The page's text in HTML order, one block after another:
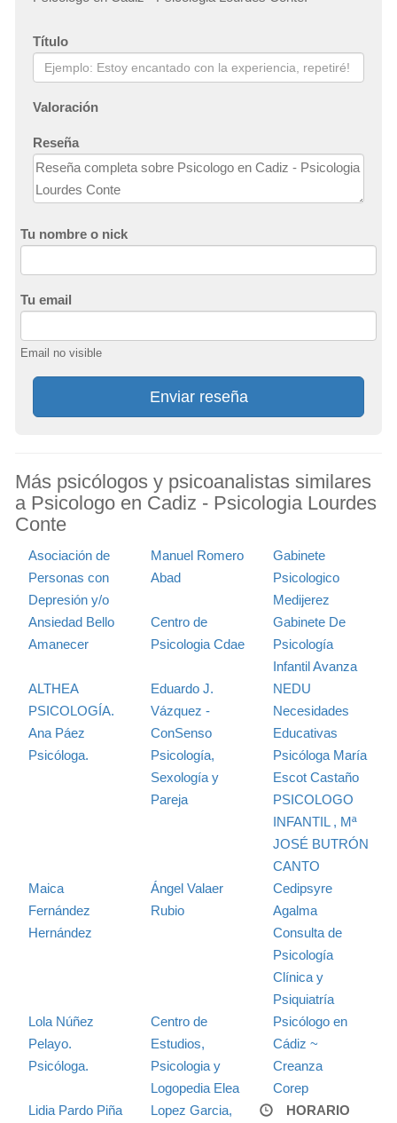
Título
Valoración
Reseña
Tu nombre o nick
Tu email
Email no visible
Enviar reseña
Más psicólogos y psicoanalistas similares
a Psicologo en Cadiz - Psicologia Lourdes
Conte
Asociación de
Personas con
Depresión y/o
Ansiedad Bello
Amanecer
Manuel Romero
Abad
Gabinete
Psicologico
Medijerez
Centro de
Psicologia Cdae
Gabinete De
Psicología
Infantil Avanza
ALTHEA
PSICOLOGÍA.
Ana Páez
Psicóloga.
Eduardo J.
Vázquez -
ConSenso
Psicología,
Sexología y
Pareja
NEDU
Necesidades
Educativas
Psicóloga María
Escot Castaño
PSICOLOGO
INFANTIL , Mª
JOSÉ BUTRÓN
CANTO
Maica
Fernández
Hernández
Ángel Valaer
Rubio
Cedipsyre
Agalma
Consulta de
Psicología
Clínica y
Psiquiatría
Lola Núñez
Pelayo.
Psicóloga.
Centro de
Estudios,
Psicologia y
Logopedia Elea
Psicólogo en
Cádiz ~
Creanza
Corep
Lidia Pardo Piña
Lopez Garcia,
HORARIO